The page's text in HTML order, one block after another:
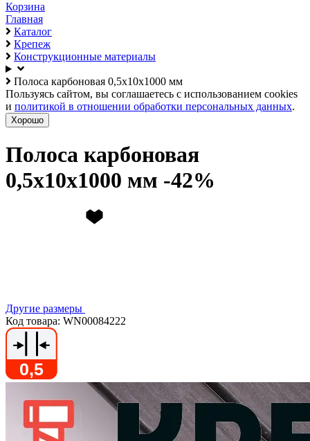
Корзина
Главная
Каталог
Крепеж
Конструкционные материалы
Полоса карбоновая 0,5х10х1000 мм
Пользуясь сайтом, вы соглашаетесь с использованием cookies
и политикой в отношении обработки персональных данных.
Хорошо
Полоса карбоновая
0,5х10х1000 мм
Другие размеры
Код товара: WN00084222